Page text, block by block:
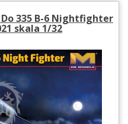
Do 335 B-6 Nightfighter
skala 1/32